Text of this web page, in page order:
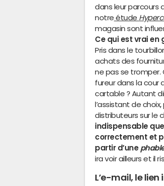
dans leur parcours
notre étude
magasin sont
Ce qui est vrai en
Pris dans le
achats des
ne pas se tromper.
fureur dans la
cartable ? Autant
l’assistant de
distributeurs sur le
indispensable
correctement et
partir d’une
ira voir ailleurs et il
L’e-mail, le